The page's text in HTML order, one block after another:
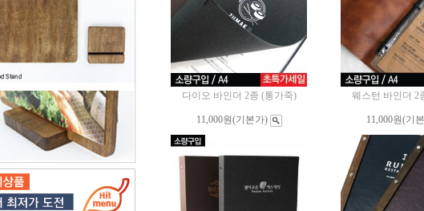
다이오 바인더 2종 (통가죽)
11,000원(기본가)
웨스턴 바인더 2
11,000원(기